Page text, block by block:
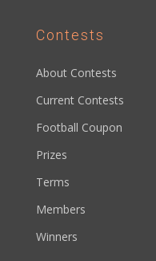
Contests
About Contests
Current Contests
Football Coupon
Prizes
Terms
Members
Winners